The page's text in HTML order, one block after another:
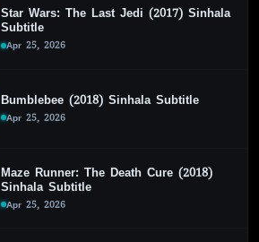
Star Wars: The Last Jedi (2017) Sinhala
Subtitle
Apr 25, 2026
Bumblebee (2018) Sinhala Subtitle
Apr 25, 2026
Maze Runner: The Death Cure (2018)
Sinhala Subtitle
Apr 25, 2026